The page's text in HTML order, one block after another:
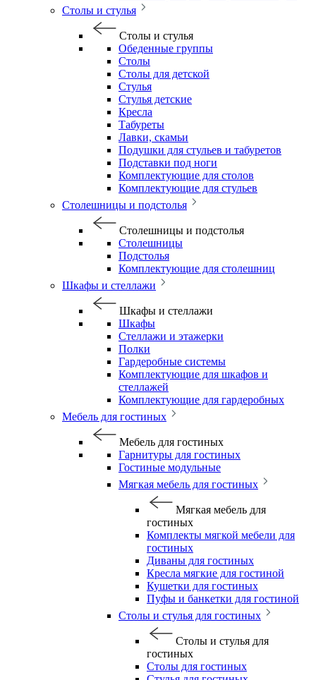
Столы и стулья
Столы и стулья
Обеденные группы
Столы
Столы для детской
Стулья
Стулья детские
Кресла
Табуреты
Лавки, скамьи
Подушки для стульев и табуретов
Подставки под ноги
Комплектующие для столов
Комплектующие для стульев
Столешницы и подстолья
Столешницы и подстолья
Столешницы
Подстолья
Комплектующие для столешниц
Шкафы и стеллажи
Шкафы и стеллажи
Шкафы
Стеллажи и этажерки
Полки
Гардеробные системы
Комплектующие для шкафов и
стеллажей
Комплектующие для гардеробных
Мебель для гостиных
Мебель для гостиных
Гарнитуры для гостиных
Гостиные модульные
Мягкая мебель для гостиных
Мягкая мебель для
гостиных
Комплекты мягкой мебели для
гостиных
Диваны для гостиных
Кресла мягкие для гостиной
Кушетки для гостиных
Пуфы и банкетки для гостиной
Столы и стулья для гостиных
Столы и стулья для
гостиных
Столы для гостиных